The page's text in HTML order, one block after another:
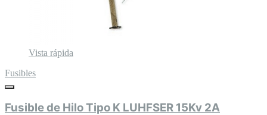
Vista rápida
Fusibles
Fusible de Hilo Tipo K LUHFSER 15Kv 2A